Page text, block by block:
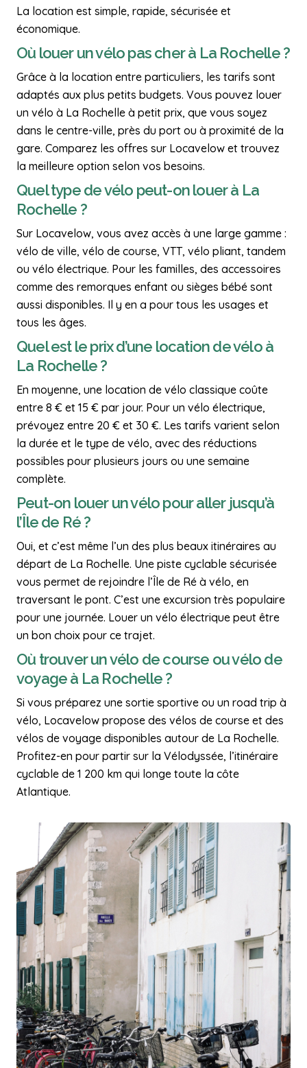
La location est simple, rapide, sécurisée et
économique.
Où louer un vélo pas cher à La Rochelle ?
Grâce à la location entre particuliers, les tarifs sont
adaptés aux plus petits budgets. Vous pouvez louer
un vélo à La Rochelle à petit prix, que vous soyez
dans le centre-ville, près du port ou à proximité de la
gare. Comparez les offres sur Locavelow et trouvez
la meilleure option selon vos besoins.
Quel type de vélo peut-on louer à La
Rochelle ?
Sur Locavelow, vous avez accès à une large gamme :
vélo de ville, vélo de course, VTT, vélo pliant, tandem
ou vélo électrique. Pour les familles, des accessoires
comme des remorques enfant ou sièges bébé sont
aussi disponibles. Il y en a pour tous les usages et
tous les âges.
Quel est le prix d’une location de vélo à
La Rochelle ?
En moyenne, une location de vélo classique coûte
entre 8 € et 15 € par jour. Pour un vélo électrique,
prévoyez entre 20 € et 30 €. Les tarifs varient selon
la durée et le type de vélo, avec des réductions
possibles pour plusieurs jours ou une semaine
complète.
Peut-on louer un vélo pour aller jusqu’à
l’Île de Ré ?
Oui, et c’est même l’un des plus beaux itinéraires au
départ de La Rochelle. Une piste cyclable sécurisée
vous permet de rejoindre l’Île de Ré à vélo, en
traversant le pont. C’est une excursion très populaire
pour une journée. Louer un vélo électrique peut être
un bon choix pour ce trajet.
Où trouver un vélo de course ou vélo de
voyage à La Rochelle ?
Si vous préparez une sortie sportive ou un road trip à
vélo, Locavelow propose des vélos de course et des
vélos de voyage disponibles autour de La Rochelle.
Profitez-en pour partir sur la Vélodyssée, l’itinéraire
cyclable de 1 200 km qui longe toute la côte
Atlantique.